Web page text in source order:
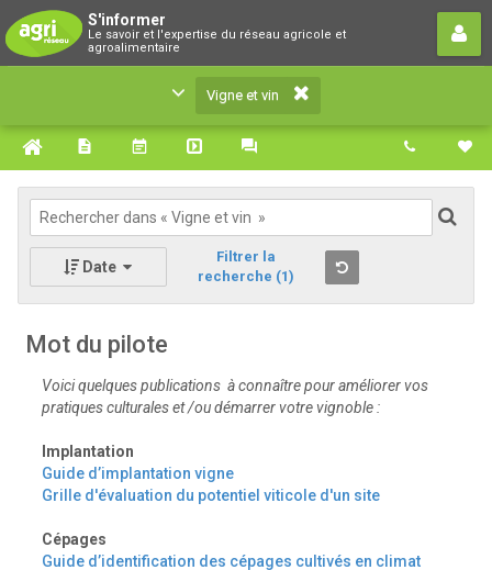
S'informer
Le savoir et l'expertise du réseau agricole et
agroalimentaire
Le savoir et l'expertise du réseau agricole et
agroalimentaire
Vigne et vin
Date
Filtrer la
recherche (1)
Mot du pilote
Voici quelques publications à connaître pour améliorer vos
pratiques culturales et /ou démarrer votre vignoble :
Implantation
Guide d’implantation vigne
Grille d'évaluation du potentiel viticole d'un site
Cépages
Guide d’identification des cépages cultivés en climat